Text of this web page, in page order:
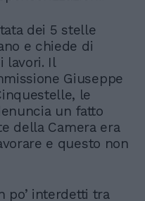
dei 5 stelle
e chiede di
lavori. Il
Giuseppe
le
un fatto
della Camera era
e questo non
po’ interdetti tra